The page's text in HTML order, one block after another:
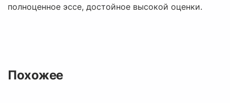
полноценное эссе, достойное высокой оценки.
Похожее